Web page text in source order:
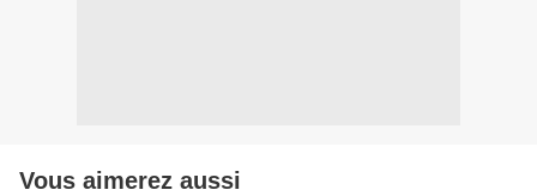
Vous aimerez aussi